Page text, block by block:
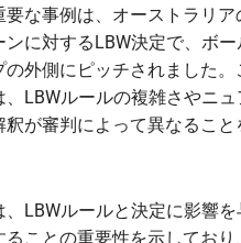
要な事例は、オーストラリア
ンに対するLBW決定で、ボー
の外側にピッチされました。
、LBWルールの複雑さやニュ
釈が審判によって異なること
、LBWルールと決定に影響を
ることの重要性を示しており